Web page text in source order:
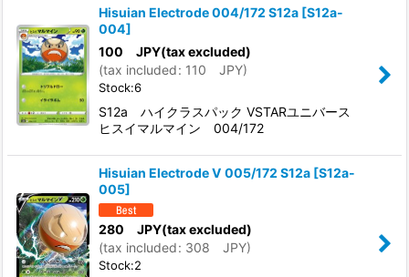
Hisuian Electrode 004/172 S12a [S12a-
004]
100 JPY(tax excluded)
(tax included: 110 JPY)
Stock:6
S12a ハイクラスパック VSTARユニバース
ヒスイマルマイン 004/172
Hisuian Electrode V 005/172 S12a [S12a-
005]
280 JPY(tax excluded)
(tax included: 308 JPY)
Stock:2